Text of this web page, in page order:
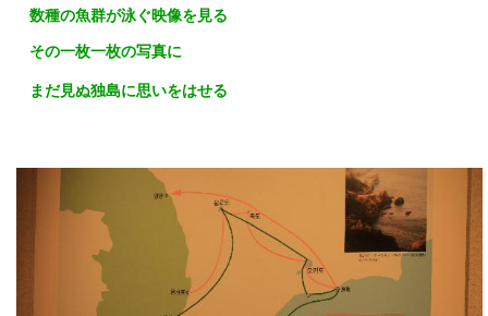
数種の魚群が泳ぐ映像を見る
その一枚一枚の写真に
まだ見ぬ独島に思いをはせる